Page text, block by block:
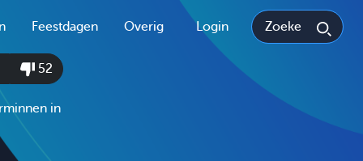
Feestdagen Overig Login
52
in